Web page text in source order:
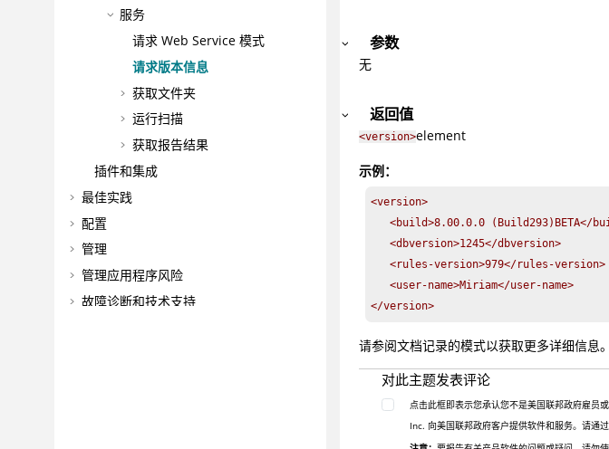
服务
请求 Web Service 模式
请求版本信息
获取文件夹
运行扫描
获取报告结果
插件和集成
最佳实践
配置
管理
管理应用程序风险
故障诊断和技术支持
参数
无
返回值
<version>element
示例：
<version>
<build>8.00.0.0 (Build293)BETA</
   <dbversion>1245</dbversion>
   <rules-version>979</rules-version>
   <user-name>Miriam</user-name>
</version>
请参阅文档记录的模式以获取更多详细信息。
对此主题发表评论
点击此框即表示您承认您不是美国联邦政府雇员
Inc. 向美国联邦政府客户提供软件和服务。请通